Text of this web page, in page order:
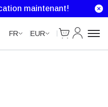
maintenant!
FR EUR
Cart
Mon